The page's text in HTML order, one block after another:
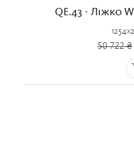
QE.43 - Ліжко
50 722 ₴